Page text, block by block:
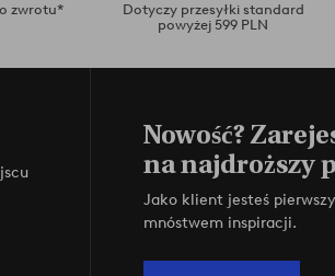
zwrotu*
Dotyczy przesyłki standard
powyżej 599 PLN
Nowość?
na najdroższy
Jako klient jesteś
mnóstwem inspiracji.